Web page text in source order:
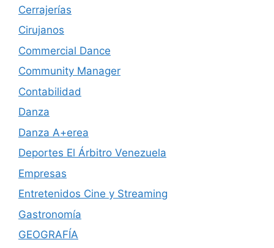
Cerrajerías
Cirujanos
Commercial Dance
Community Manager
Contabilidad
Danza
Danza A+erea
Deportes El Árbitro Venezuela
Empresas
Entretenidos Cine y Streaming
Gastronomía
GEOGRAFÍA